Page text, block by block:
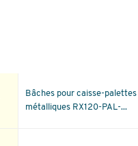
Bâches pour caisse-palettes
métalliques RX120-PAL-...